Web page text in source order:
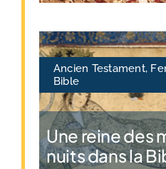
Ancien Testament,
Bible
Une reine des
nuits dans la